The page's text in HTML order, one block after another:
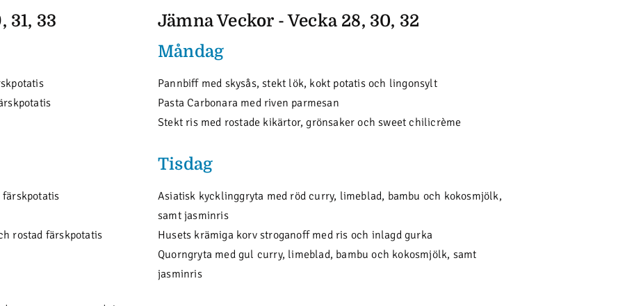
31, 33
färskpotatis
rostad färskpotatis
Jämna Veckor - Vecka 28, 30, 32
Måndag
Pannbiff med skysås, stekt lök, kokt potatis och lingonsylt
Pasta Carbonara med riven parmesan
Stekt ris med rostade kikärtor, grönsaker och sweet chilicrème
Tisdag
Asiatisk kycklinggryta med röd curry, limeblad, bambu och kokosmjölk,
samt jasminris
Husets krämiga korv stroganoff med ris och inlagd gurka
Quorngryta med gul curry, limeblad, bambu och kokosmjölk, samt
jasminris